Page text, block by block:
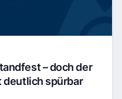
– doch der
spürbar